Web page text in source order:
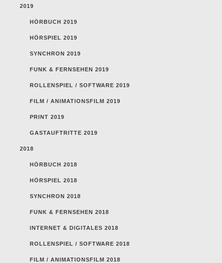
2019
HÖRBUCH 2019
HÖRSPIEL 2019
SYNCHRON 2019
FUNK & FERNSEHEN 2019
ROLLENSPIEL / SOFTWARE 2019
FILM / ANIMATIONSFILM 2019
PRINT 2019
GASTAUFTRITTE 2019
2018
HÖRBUCH 2018
HÖRSPIEL 2018
SYNCHRON 2018
FUNK & FERNSEHEN 2018
INTERNET & DIGITALES 2018
ROLLENSPIEL / SOFTWARE 2018
FILM / ANIMATIONSFILM 2018